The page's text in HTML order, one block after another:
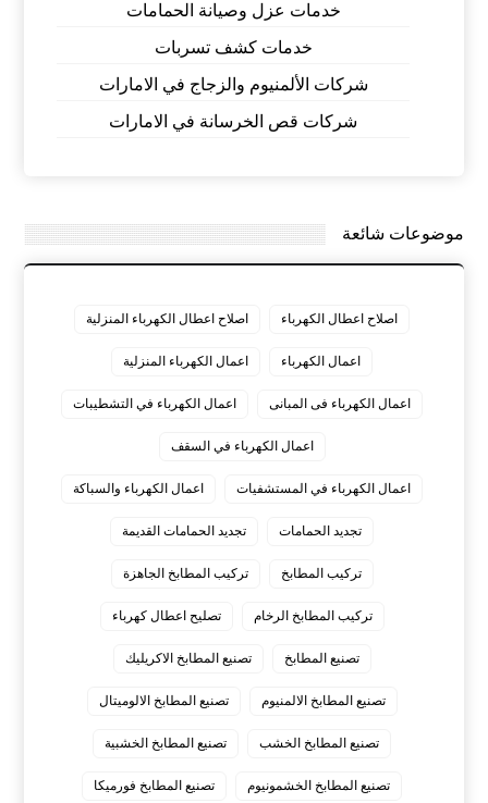
خدمات عزل وصيانة الحمامات
خدمات كشف تسربات
شركات الألمنيوم والزجاج في الامارات
شركات قص الخرسانة في الامارات
موضوعات شائعة
اصلاح اعطال الكهرباء اصلاح اعطال الكهرباء المنزلية
اعمال الكهرباء اعمال الكهرباء المنزلية
اعمال الكهرباء فى المبانى اعمال الكهرباء في التشطيبات
اعمال الكهرباء في السقف
اعمال الكهرباء في المستشفيات اعمال الكهرباء والسباكة
تجديد الحمامات تجديد الحمامات القديمة
تركيب المطابخ تركيب المطابخ الجاهزة
تركيب المطابخ الرخام تصليح اعطال كهرباء
تصنيع المطابخ تصنيع المطابخ الاكريليك
تصنيع المطابخ الالمنيوم تصنيع المطابخ الالوميتال
تصنيع المطابخ الخشب تصنيع المطابخ الخشبية
تصنيع المطابخ الخشمونيوم تصنيع المطابخ فورميكا